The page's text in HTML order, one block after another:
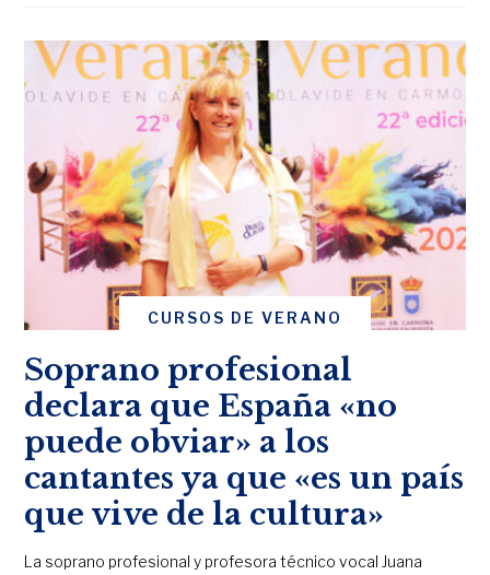
CURSOS DE VERANO
Soprano profesional
declara que España «no
puede obviar» a los
cantantes ya que «es un país
que vive de la cultura»
La soprano profesional y profesora técnico vocal Juana